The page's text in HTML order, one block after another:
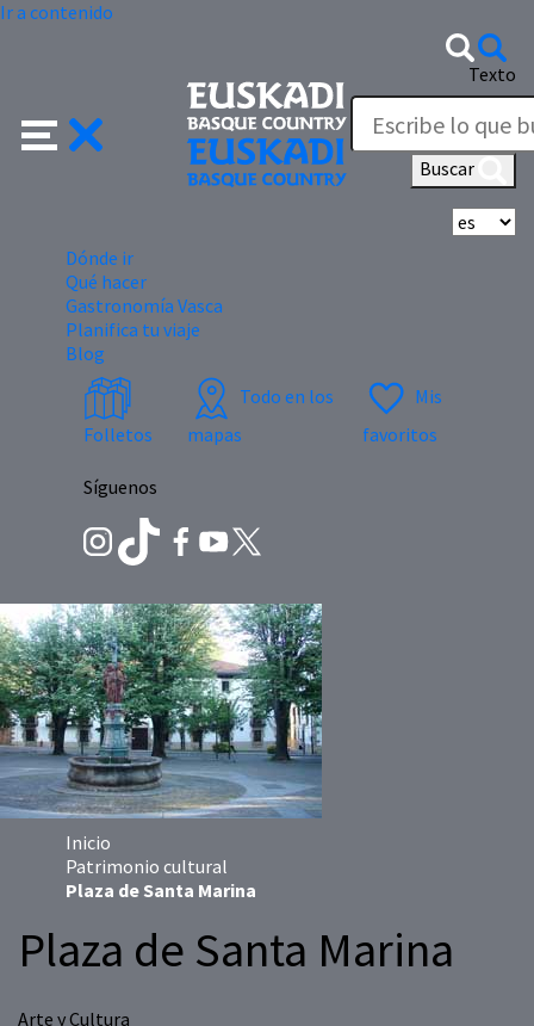
Ir a contenido
Texto
Buscar
Dónde ir
Qué hacer
Gastronomía Vasca
Planifica tu viaje
Blog
Folletos
Todo en los
mapas
Mis
favoritos
Síguenos
Inicio
Patrimonio cultural
Plaza de Santa Marina
Plaza de Santa Marina
Arte y Cultura